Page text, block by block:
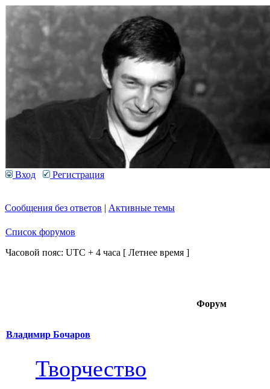
Вход Регистрация
Сообщения без ответов | Активные темы
Список форумов
Часовой пояс: UTC + 4 часа [ Летнее время ]
Форум
Владимир Бочаров
Творчество